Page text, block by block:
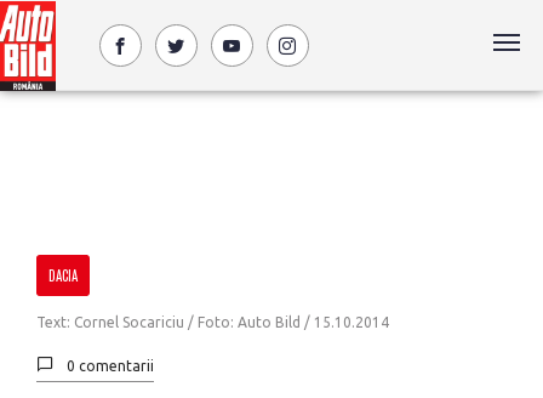
DACIA
Text: Cornel Socariciu / Foto: Auto Bild / 15.10.2014
0 comentarii